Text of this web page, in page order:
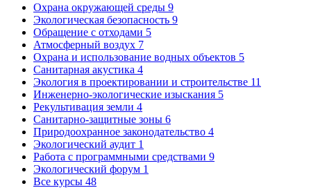
Охрана окружающей среды 9
Экологическая безопасность 9
Обращение с отходами 5
Атмосферный воздух 7
Охрана и использование водных объектов 5
Санитарная акустика 4
Экология в проектировании и строительстве 11
Инженерно-экологические изыскания 5
Рекультивация земли 4
Санитарно-защитные зоны 6
Природоохранное законодательство 4
Экологический аудит 1
Работа с программными средствами 9
Экологический форум 1
Все курсы 48